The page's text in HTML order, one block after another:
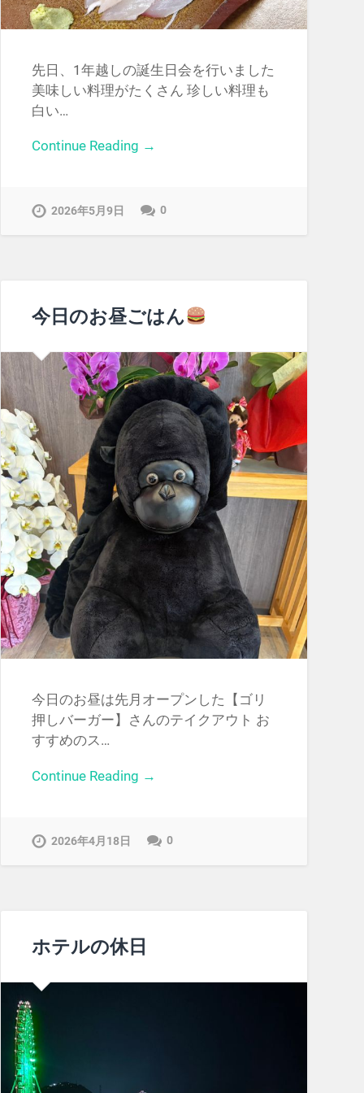
先日、1年越しの誕生日会を行いました
美味しい料理がたくさん 珍しい料理も
白い…
Continue Reading →
2026年5月9日 0
今日のお昼ごはん
今日のお昼は先月オープンした【ゴリ
押しバーガー】さんのテイクアウト お
すすめのス…
Continue Reading →
2026年4月18日 0
ホテルの休日